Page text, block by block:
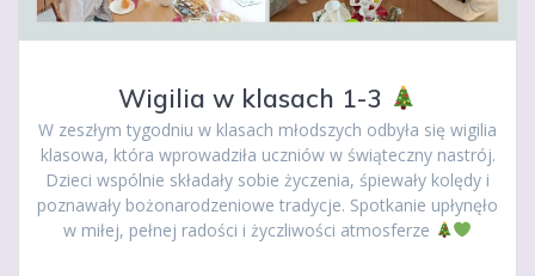
Wigilia w klasach 1-3
W zeszłym tygodniu w klasach młodszych odbyła się wigilia
klasowa, która wprowadziła uczniów w świąteczny nastrój.
Dzieci wspólnie składały sobie życzenia, śpiewały kolędy i
poznawały bożonarodzeniowe tradycje. Spotkanie upłynęło
w miłej, pełnej radości i życzliwości atmosferze